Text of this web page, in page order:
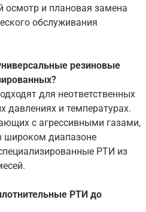
осмотр и плановая замена
обслуживания
резиновые
для неответственных
давлениях и температурах.
с агрессивными газами,
широком диапазоне
РТИ из
РТИ до